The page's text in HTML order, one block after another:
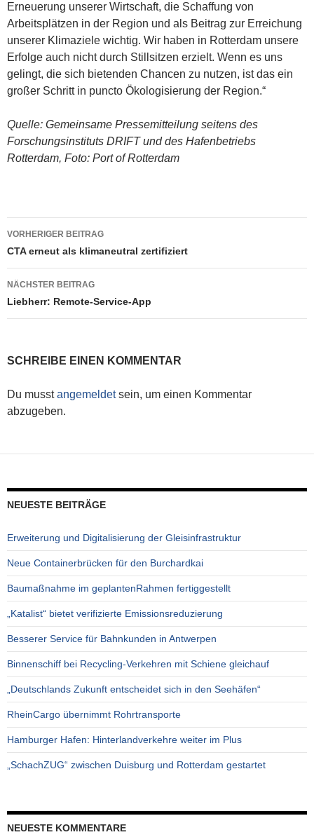
Erneuerung unserer Wirtschaft, die Schaffung von
Arbeitsplätzen in der Region und als Beitrag zur Erreichung
unserer Klimaziele wichtig. Wir haben in Rotterdam unsere
Erfolge auch nicht durch Stillsitzen erzielt. Wenn es uns
gelingt, die sich bietenden Chancen zu nutzen, ist das ein
großer Schritt in puncto Ökologisierung der Region.“
Quelle: Gemeinsame Pressemitteilung seitens des
Forschungsinstituts DRIFT und des Hafenbetriebs
Rotterdam, Foto: Port of Rotterdam
Beitragsnavigation
VORHERIGER BEITRAG
CTA erneut als klimaneutral zertifiziert
NÄCHSTER BEITRAG
Liebherr: Remote-Service-App
SCHREIBE EINEN KOMMENTAR
Du musstangemeldetsein, um einen Kommentar
abzugeben.
NEUESTE BEITRÄGE
Erweiterung und Digitalisierung der Gleisinfrastruktur
Neue Containerbrücken für den Burchardkai
Baumaßnahme im geplantenRahmen fertiggestellt
„Katalist“ bietet verifizierte Emissionsreduzierung
Besserer Service für Bahnkunden in Antwerpen
Binnenschiff bei Recycling-Verkehren mit Schiene gleichauf
„Deutschlands Zukunft entscheidet sich in den Seehäfen“
RheinCargo übernimmt Rohrtransporte
Hamburger Hafen: Hinterlandverkehre weiter im Plus
„SchachZUG“ zwischen Duisburg und Rotterdam gestartet
NEUESTE KOMMENTARE